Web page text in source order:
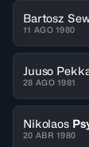
Bartosz
11 AGO 1980
Juuso
28 AGO 1981
Nikolaos
20 ABR 1980